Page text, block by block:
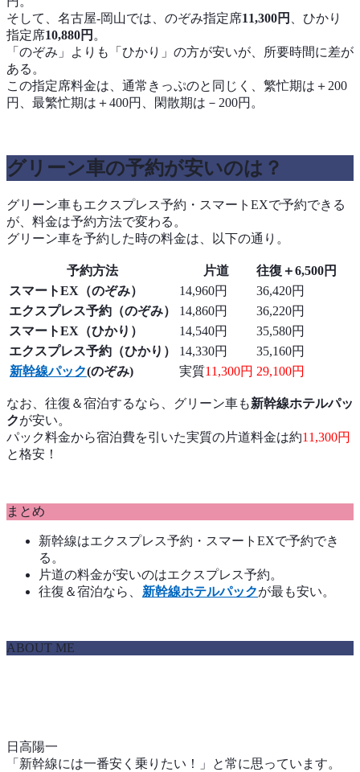
そして、名古屋-岡山では、のぞみ指定席11,300円
、ひかり
指定席10,880円 。
「のぞみ」よりも「ひかり」の方が安いが、所要時間に差が
ある。
この指定席料金は、通常きっぷのと同じく、繁忙期は＋200
円、最繁忙期は＋400円、閑散期は－200円。
グリーン車の予約が安いのは？
グリーン車もエクスプレス予約・スマートEXで予約できる
が、料金は予約方法で変わる。
グリーン車を予約した時の料金は、以下の通り。
予約方法 片道
往復＋6,500円
スマートEX（のぞみ）
14,960円
36,420円
エクスプレス予約（のぞみ）
14,860円
36,220円
スマートEX（ひかり）
14,540円
35,580円
エクスプレス予約（ひかり）
14,330円
35,160円
新幹線パック(のぞみ) 実質11,300円 29,100円
なお、往復＆宿泊するなら、グリーン車も新幹線ホテルパッ
クが安い。
パック料金から宿泊費を引いた実質の片道料金は約11,300円
と格安！
まとめ
新幹線はエクスプレス予約・スマートEXで予約でき
る。
片道の料金が安いのはエクスプレス予約。
往復＆宿泊なら、
新幹線ホテルパックが最も安い。
ABOUT ME
日高陽一
「新幹線には一番安く乗りたい！」と常に思っています。